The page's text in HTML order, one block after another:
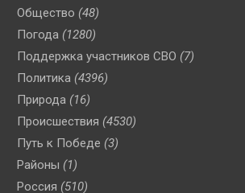
Общество (48)
Погода (1280)
Поддержка участников СВО (7)
Политика (4396)
Природа (16)
Происшествия (4530)
Путь к Победе (3)
Районы (1)
Россия (510)